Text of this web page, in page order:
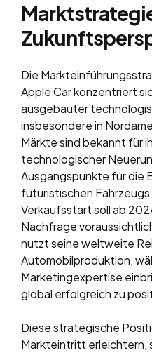
Die
Apple Car konzentriert
ausgebauter
insbesondere in
Märkte sind bekannt für
technologischer
Ausgangspunkte für die
futuristischen
Verkaufsstart soll ab
Nachfrage
nutzt seine weltweite
Automobilproduktion,
Marketingexpertise
global erfolgreich zu
Diese strategische
Markteintritt erleichtern,